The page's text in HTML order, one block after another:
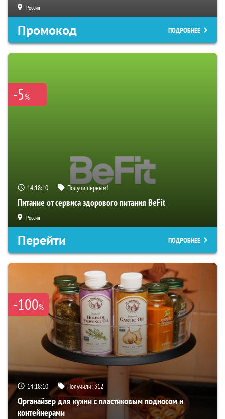
Россия
Промокод ПОДРОБНЕЕ
-5%
14:18:09 Получи первым!
Питание от сервиса здорового питания BeFit
Россия
Перейти ПОДРОБНЕЕ
-100%
14:18:09 Получили: 312
Органайзер для кухни с пластиковым подносом и
контейнерами